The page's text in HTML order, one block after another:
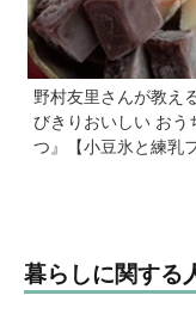
野村友里さんが教え
びきりおいしい おう
つ』【小豆氷と練乳フ
暮らしに関する